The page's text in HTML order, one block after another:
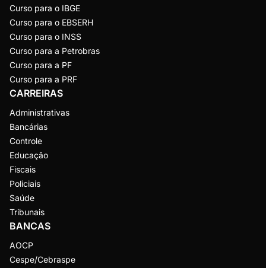
Curso para o IBGE
Curso para o EBSERH
Curso para o INSS
Curso para a Petrobras
Curso para a PF
Curso para a PRF
CARREIRAS
Administrativas
Bancárias
Controle
Educação
Fiscais
Policiais
Saúde
Tribunais
BANCAS
AOCP
Cespe/Cebraspe